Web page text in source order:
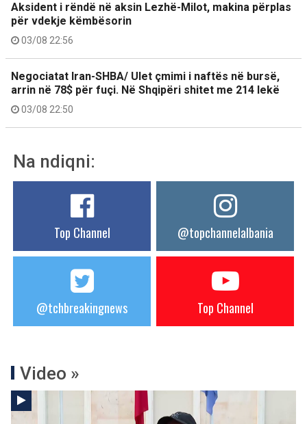
Aksident i rëndë në aksin Lezhë-Milot, makina përplas
për vdekje këmbësorin
03/08 22:56
Negociatat Iran-SHBA/ Ulet çmimi i naftës në bursë,
arrin në 78$ për fuçi. Në Shqipëri shitet me 214 lekë
03/08 22:50
Na ndiqni:
Top Channel @topchannelalbania
@tchbreakingnews Top Channel
Video »